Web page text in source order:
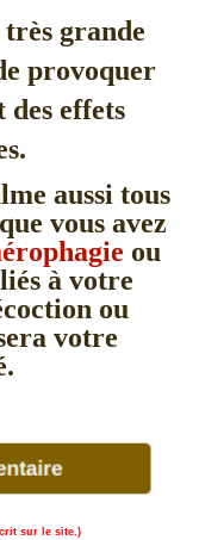
grande
provoquer
des effets
aussi tous
vous avez
ou
à votre
ou
votre
sur le site.)